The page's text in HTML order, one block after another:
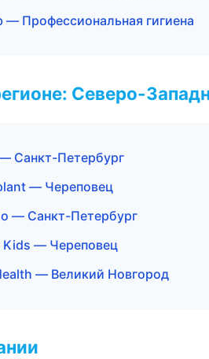
— Профессиональная гигиена
Северо-
Санкт-Петербург
— Череповец
— Санкт-Петербург
Kids — Череповец
— Великий Новгород